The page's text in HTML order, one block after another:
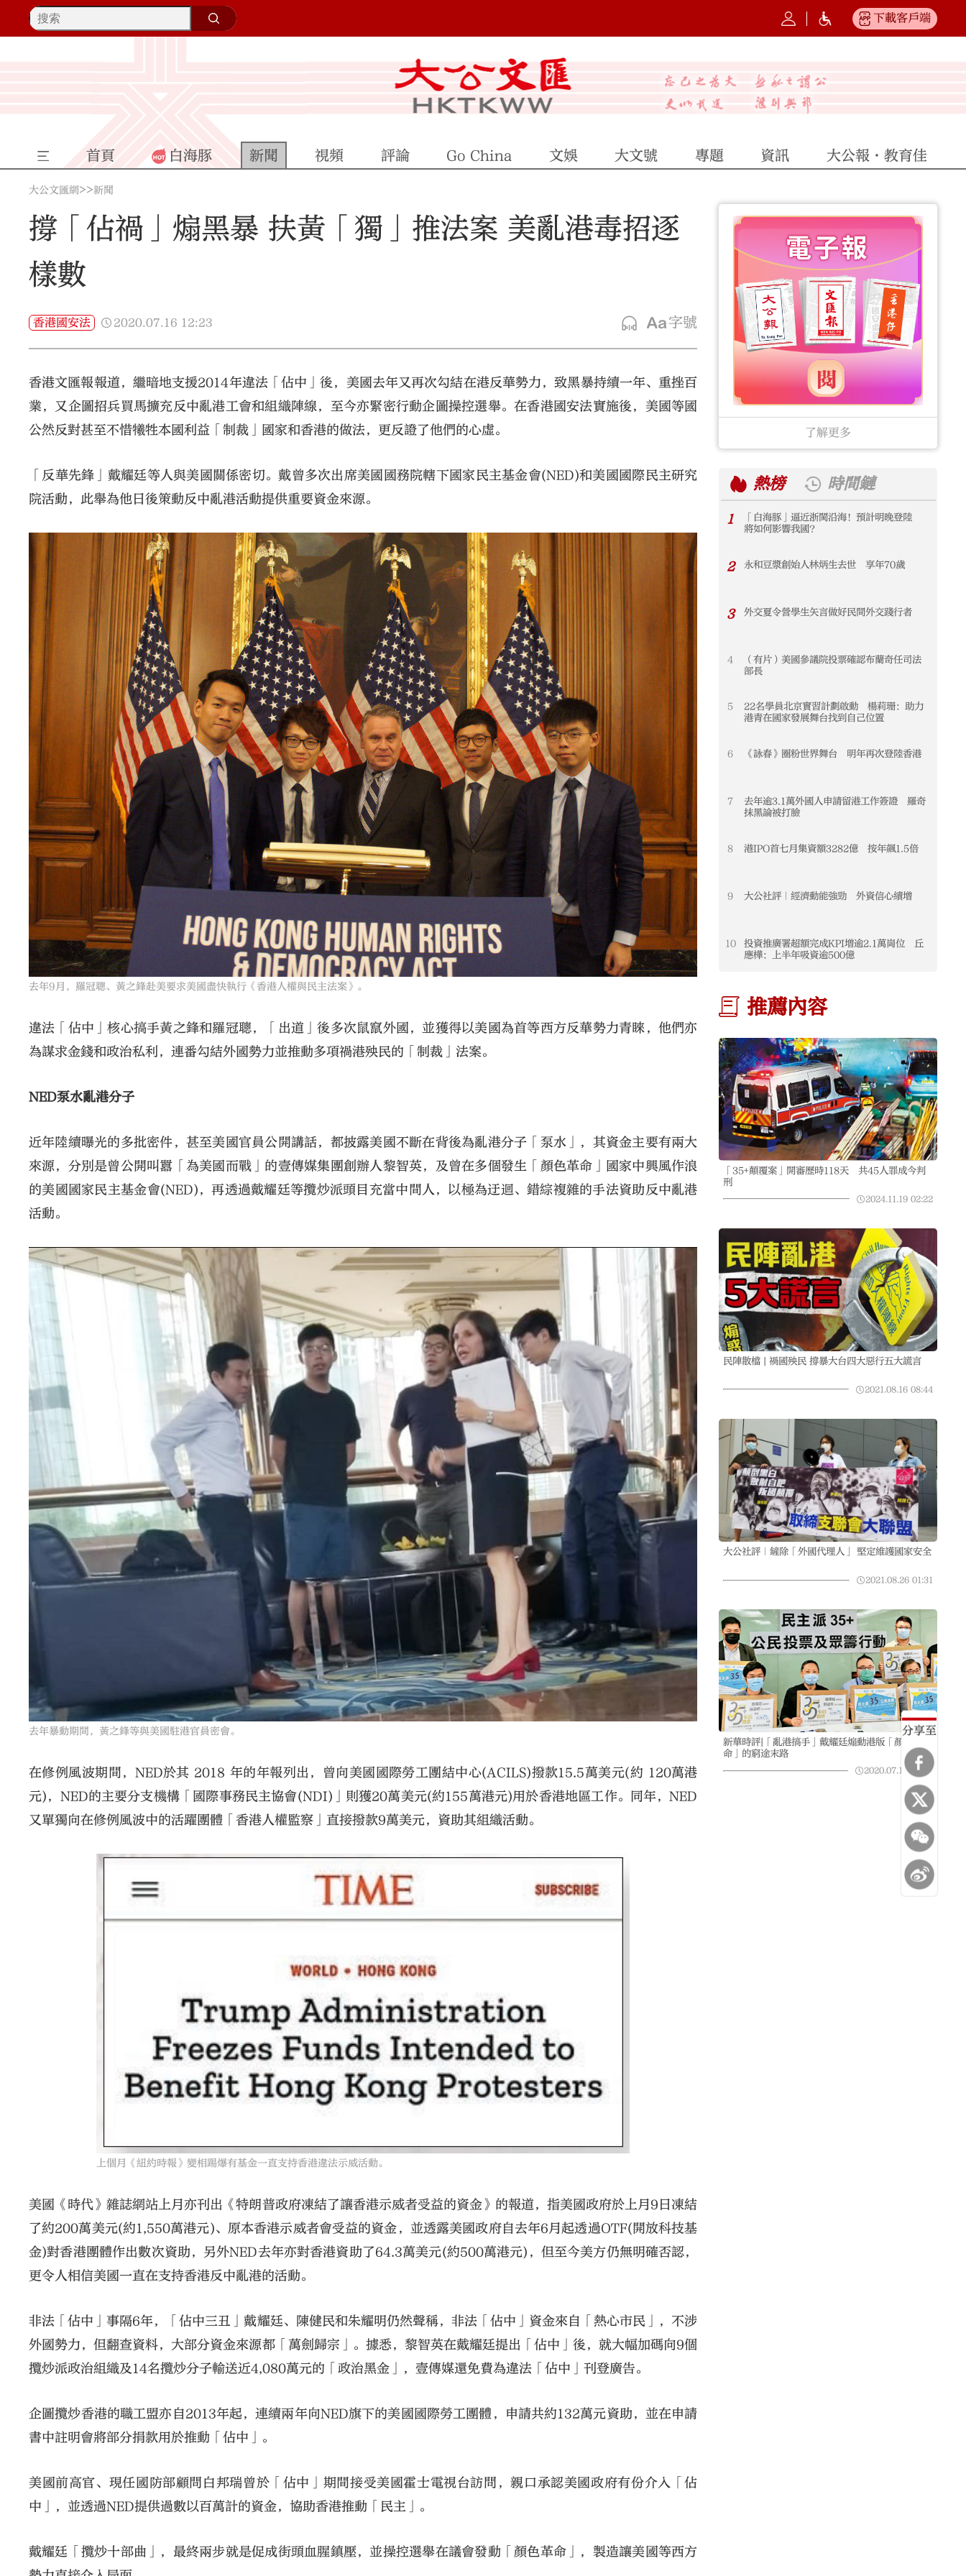
下載客戶端
大公文匯
首頁 白海豚 新聞 視頻 評論 Go China 文娛 大文號 專題 資訊 大公報·教育佳
分享至
大公文匯網>>新聞
撐「佔禍」煽黑暴 扶黃「獨」推法案 美亂港毒招逐
樣數
香港國安法 2020.07.16 12:23 字號
香港文匯報報道，繼暗地支援2014年違法「佔中」後，美國去年又再次勾結在港反華勢力，致黑暴持續一年、重挫百
業，又企圖招兵買馬擴充反中亂港工會和組織陣線，至今亦緊密行動企圖操控選舉。在香港國安法實施後，美國等國
公然反對甚至不惜犧牲本國利益「制裁」國家和香港的做法，更反證了他們的心虛。
「反華先鋒」戴耀廷等人與美國關係密切。戴曾多次出席美國國務院轄下國家民主基金會(NED)和美國國際民主研究
院活動，此舉為他日後策動反中亂港活動提供重要資金來源。
去年9月，羅冠聰、黃之鋒赴美要求美國盡快執行《香港人權與民主法案》。
違法「佔中」核心搞手黃之鋒和羅冠聰，「出道」後多次鼠竄外國，並獲得以美國為首等西方反華勢力青睞，他們亦
為謀求金錢和政治私利，連番勾結外國勢力並推動多項禍港殃民的「制裁」法案。
NED泵水亂港分子
近年陸續曝光的多批密件，甚至美國官員公開講話，都披露美國不斷在背後為亂港分子「泵水」，其資金主要有兩大
來源，分別是曾公開叫囂「為美國而戰」的壹傳媒集團創辦人黎智英，及曾在多個發生「顏色革命」國家中興風作浪
的美國國家民主基金會(NED)，再透過戴耀廷等攬炒派頭目充當中間人，以極為迂迴、錯綜複雜的手法資助反中亂港
活動。
去年暴動期間，黃之鋒等與美國駐港官員密會。
在修例風波期間，NED於其 2018 年的年報列出，曾向美國國際勞工團結中心(ACILS)撥款15.5萬美元(約 120萬港
元)，NED的主要分支機構「國際事務民主協會(NDI)」則獲20萬美元(約155萬港元)用於香港地區工作。同年，NED
又單獨向在修例風波中的活躍團體「香港人權監察」直接撥款9萬美元，資助其組織活動。
上個月《紐約時報》變相踢爆有基金一直支持香港違法示威活動。
美國《時代》雜誌網站上月亦刊出《特朗普政府凍結了讓香港示威者受益的資金》的報道，指美國政府於上月9日凍結
了約200萬美元(約1,550萬港元)、原本香港示威者會受益的資金，並透露美國政府自去年6月起透過OTF(開放科技基
金)對香港團體作出數次資助，另外NED去年亦對香港資助了64.3萬美元(約500萬港元)，但至今美方仍無明確否認，
更令人相信美國一直在支持香港反中亂港的活動。
非法「佔中」事隔6年，「佔中三丑」戴耀廷、陳健民和朱耀明仍然聲稱，非法「佔中」資金來自「熱心市民」，不涉
外國勢力，但翻查資料，大部分資金來源都「萬劍歸宗」。據悉，黎智英在戴耀廷提出「佔中」後，就大幅加碼向9個
攬炒派政治組織及14名攬炒分子輸送近4,080萬元的「政治黑金」，壹傳媒還免費為違法「佔中」刊登廣告。
企圖攬炒香港的職工盟亦自2013年起，連續兩年向NED旗下的美國國際勞工團體，申請共約132萬元資助，並在申請
書中註明會將部分捐款用於推動「佔中」。
美國前高官、現任國防部顧問白邦瑞曾於「佔中」期間接受美國霍士電視台訪問，親口承認美國政府有份介入「佔
中」，並透過NED提供過數以百萬計的資金，協助香港推動「民主」。
戴耀廷「攬炒十部曲」，最終兩步就是促成街頭血腥鎮壓，並操控選舉在議會發動「顏色革命」，製造讓美國等西方
了解更多
熱榜 時間鏈
1
「白海豚」逼近浙閩沿海！預計明晚登陸
將如何影響我國？
2 永和豆漿創始人林炳生去世 享年70歲
3 外交夏令營學生矢言做好民間外交踐行者
4
（有片）美國參議院投票確認布蘭奇任司法
部長
5
22名學員北京實習計劃啟動 楊莉珊：助力
港青在國家發展舞台找到自己位置
6 《詠春》圈粉世界舞台 明年再次登陸香港
7
去年逾3.1萬外國人申請留港工作簽證 羅奇
抹黑論被打臉
8 港IPO首七月集資額3282億 按年飆1.5倍
9 大公社評｜經濟動能強勁 外資信心續增
10
投資推廣署超額完成KPI增逾2.1萬崗位 丘
應樺：上半年吸資逾500億
推薦內容
「35+顛覆案」開審歷時118天 共45人罪成今判
刑
2024.11.19 02:22
民陣散檔 | 禍國殃民 撐暴大台四大惡行五大謊言
2021.08.16 08:44
大公社評｜鏟除「外國代理人」 堅定維護國家安全
2021.08.26 01:31
新華時評|「亂港搞手」戴耀廷煽動港版「顏色革
命」的窮途末路
2020.07.18 06:07